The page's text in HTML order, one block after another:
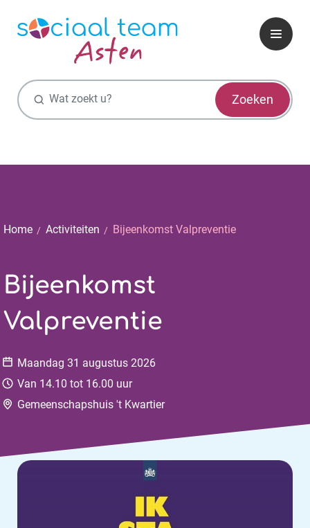
Zoekfunctie Zoeken
Home Activiteiten Bijeenkomst Valpreventie
Bijeenkomst
Valpreventie
Datum:
Maandag 31 augustus 2026
Tijd:
Van 14.10 tot 16.00 uur
Locatie:
Gemeenschapshuis 't Kwartier